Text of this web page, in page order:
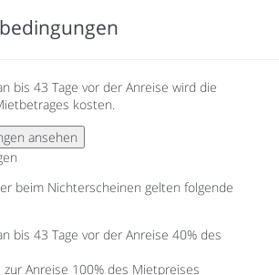
bis 43 Tage vor der Anreise wird die
kosten.
ansehen
beim Nichterscheinen gelten folgende
bis 43 Tage vor der Anreise 40% des
zur Anreise 100% des Mietpreises